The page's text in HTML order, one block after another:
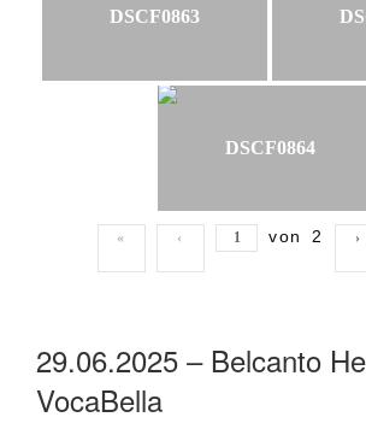
DSCF0863
DSCF0864
« ‹ von2 ›
29.06.2025 – Belcanto
VocaBella